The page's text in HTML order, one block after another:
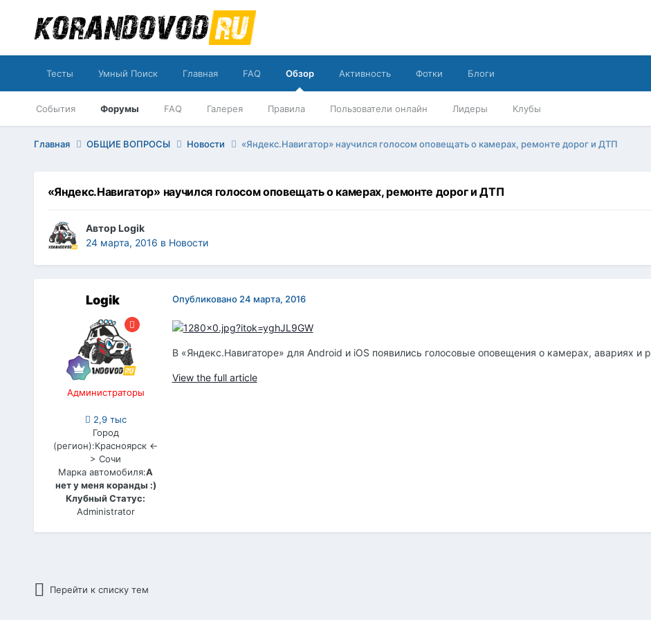
Тесты Умный Поиск Главная FAQ Обзор
События Форумы FAQ Галерея Правила Пользователи онлайн Лидеры Клубы
Активность Фотки Блоги
Главная ОБЩИЕ ВОПРОСЫ Новости «Яндекс.Навигатор» научился голосом оповещать о камерах, ремонте дорог и ДТП
«Яндекс.Навигатор» научился голосом оповещать о камерах, ремонте дорог и ДТП
АвторLogik
24 марта, 2016 в Новости
Logik
Администраторы
2,9 тыс
Город
(регион):Красноярск <-
> Сочи
Марка автомобиля:А
нет у меня коранды :)
Клубный Статус:
Administrator
Опубликовано 24 марта, 2016
В «Яндекс.Навигаторе» для Android и iOS появились голосовые оповещения о камерах, авариях и
View the full article
Перейти к списку тем